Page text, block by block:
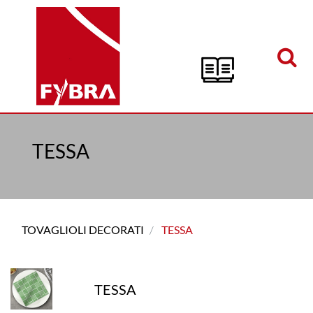
Open menu
TESSA
TOVAGLIOLI DECORATI TESSA
TESSA